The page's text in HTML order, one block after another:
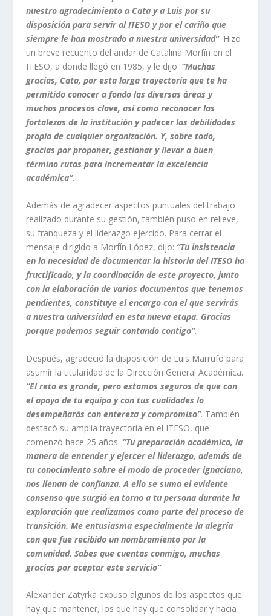
nuestro agradecimiento a Cata y a Luis por su
disposición para servir al ITESO y por el cariño que
siempre le han mostrado a nuestra universidad”. Hizo
un breve recuento del andar de Catalina Morfín en el
ITESO, a donde llegó en 1985, y le dijo: “Muchas
gracias, Cata, por esta larga trayectoria que te ha
permitido conocer a fondo las diversas áreas y
muchos procesos clave, así como reconocer las
fortalezas de la institución y padecer las debilidades
propia de cualquier organización. Y, sobre todo,
gracias por proponer, gestionar y llevar a buen
término rutas para incrementar la excelencia
académica”.
Además de agradecer aspectos puntuales del trabajo
realizado durante su gestión, también puso en relieve,
su franqueza y el liderazgo ejercido. Para cerrar el
mensaje dirigido a Morfín López, dijo: “Tu insistencia
en la necesidad de documentar la historia del ITESO ha
fructificado, y la coordinación de este proyecto, junto
con la elaboración de varios documentos que tenemos
pendientes, constituye el encargo con el que servirás
a nuestra universidad en esta nueva etapa. Gracias
porque podemos seguir contando contigo”.
Después, agradeció la disposición de Luis Marrufo para
asumir la titularidad de la Dirección General Académica.
“El reto es grande, pero estamos seguros de que con
el apoyo de tu equipo y con tus cualidades lo
desempeñarás con entereza y compromiso”. También
destacó su amplia trayectoria en el ITESO, que
comenzó hace 25 años. “Tu preparación académica, la
manera de entender y ejercer el liderazgo, además de
tu conocimiento sobre el modo de proceder ignaciano,
nos llenan de confianza. A ello se suma el evidente
consenso que surgió en torno a tu persona durante la
exploración que realizamos como parte del proceso de
transición. Me entusiasma especialmente la alegría
con que fue recibido un nombramiento por la
comunidad. Sabes que cuentas conmigo, muchas
gracias por aceptar este servicio”.
Alexander Zatyrka expuso algunos de los aspectos que
hay que mantener, los que hay que consolidar y hacia